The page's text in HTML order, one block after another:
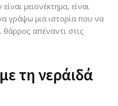
μειονέκτημα, είναι
γράψω μια ιστορία που να
θάρρος απέναντι στις
τη νεράιδά